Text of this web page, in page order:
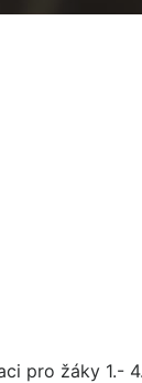
pro žáky 1.-